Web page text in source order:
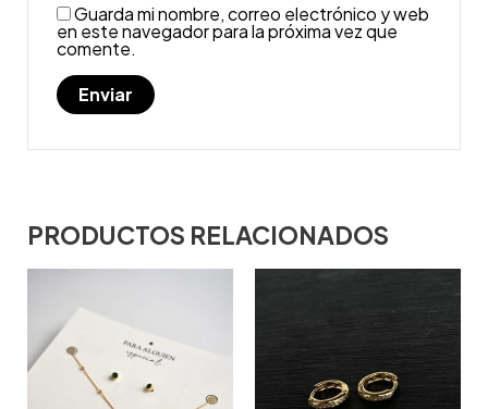
Guarda mi nombre, correo electrónico y web
en este navegador para la próxima vez que
comente.
PRODUCTOS RELACIONADOS